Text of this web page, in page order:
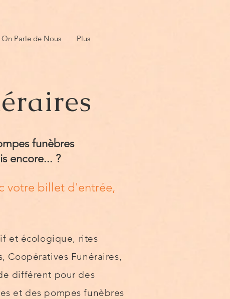
On Parle de Nous Plus
funèbres
encore... ?
votre billet d'entrée,
et écologique, rites
Coopératives Funéraires,
différent pour des
et des pompes funèbres